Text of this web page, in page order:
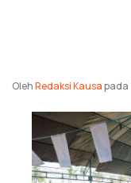
OlehRedaksi Kausapada